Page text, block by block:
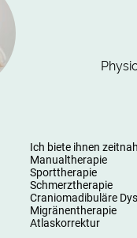
Ich biete ihnen
Manualtherapie
Sporttherapie
Schmerztherapie
Craniomadibuläre
Migränentherapie
Atlaskorrektur